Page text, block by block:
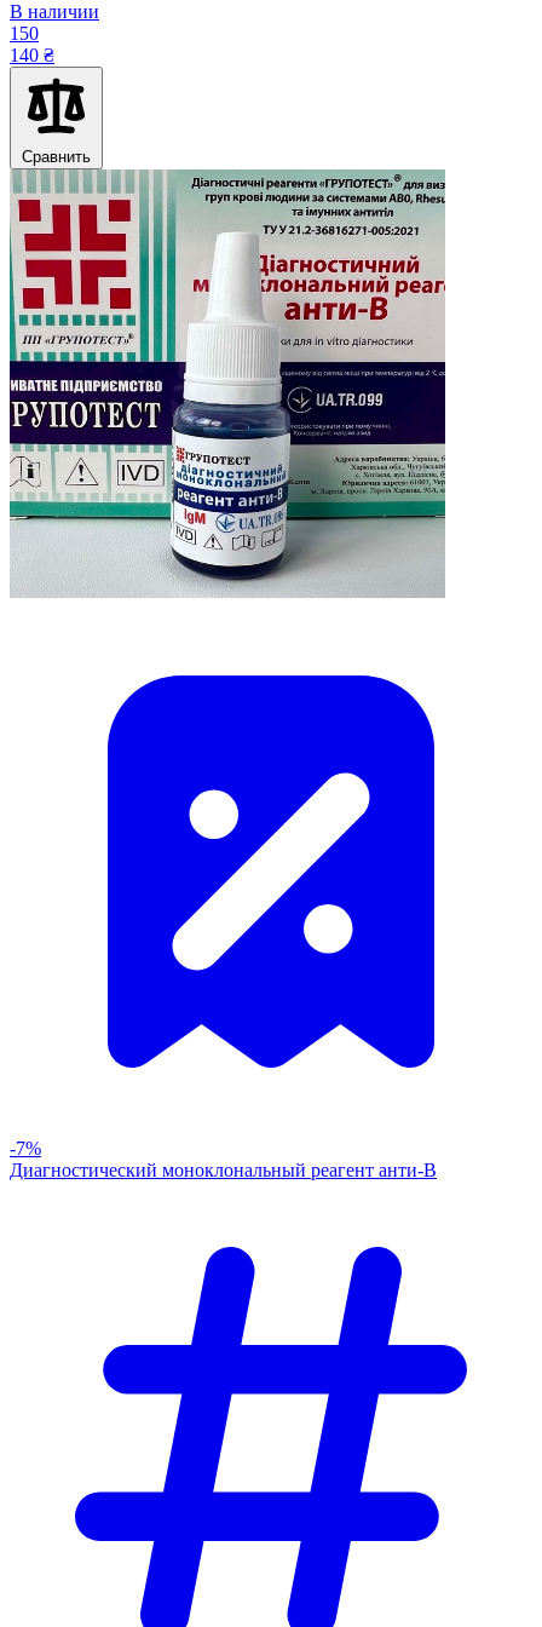
В наличии
150
140 ₴
Сравнить
-7%
Диагностический моноклональный реагент анти-В